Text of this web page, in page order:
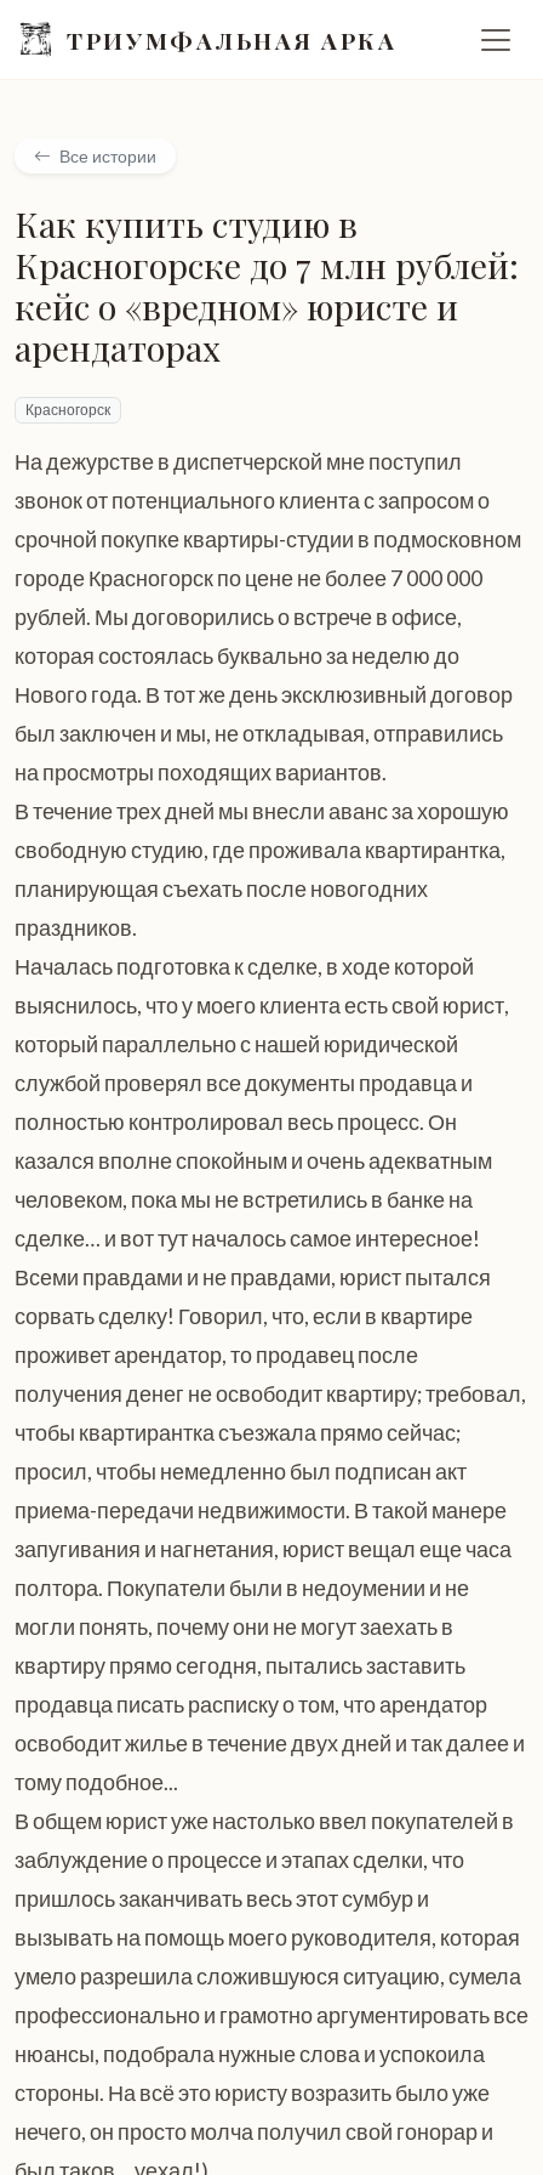
ТРИУМФАЛЬНАЯ АРКА
Все истории
Как купить студию в
Красногорске до 7 млн рублей:
кейс о «вредном» юристе и
арендаторах
Красногорск
На дежурстве в диспетчерской мне поступил
звонок от потенциального клиента с запросом о
срочной покупке квартиры-студии в подмосковном
городе Красногорск по цене не более 7 000 000
рублей. Мы договорились о встрече в офисе,
которая состоялась буквально за неделю до
Нового года. В тот же день эксклюзивный договор
был заключен и мы, не откладывая, отправились
на просмотры походящих вариантов.
В течение трех дней мы внесли аванс за хорошую
свободную студию, где проживала квартирантка,
планирующая съехать после новогодних
праздников.
Началась подготовка к сделке, в ходе которой
выяснилось, что у моего клиента есть свой юрист,
который параллельно с нашей юридической
службой проверял все документы продавца и
полностью контролировал весь процесс. Он
казался вполне спокойным и очень адекватным
человеком, пока мы не встретились в банке на
сделке… и вот тут началось самое интересное!
Всеми правдами и не правдами, юрист пытался
сорвать сделку! Говорил, что, если в квартире
проживет арендатор, то продавец после
получения денег не освободит квартиру; требовал,
чтобы квартирантка съезжала прямо сейчас;
просил, чтобы немедленно был подписан акт
приема-передачи недвижимости. В такой манере
запугивания и нагнетания, юрист вещал еще часа
полтора. Покупатели были в недоумении и не
могли понять, почему они не могут заехать в
квартиру прямо сегодня, пытались заставить
продавца писать расписку о том, что арендатор
освободит жилье в течение двух дней и так далее и
тому подобное...
В общем юрист уже настолько ввел покупателей в
заблуждение о процессе и этапах сделки, что
пришлось заканчивать весь этот сумбур и
вызывать на помощь моего руководителя, которая
умело разрешила сложившуюся ситуацию, сумела
профессионально и грамотно аргументировать все
нюансы, подобрала нужные слова и успокоила
стороны. На всё это юристу возразить было уже
нечего, он просто молча получил свой гонорар и